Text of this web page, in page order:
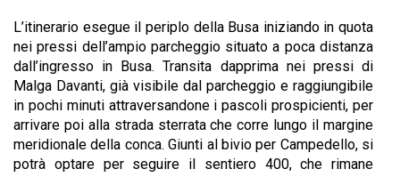
L’itinerario esegue il periplo della Busa iniziando in quota
nei pressi dell’ampio parcheggio situato a poca distanza
dall’ingresso in Busa. Transita dapprima nei pressi di
Malga Davanti, già visibile dal parcheggio e raggiungibile
in pochi minuti attraversandone i pascoli prospicienti, per
arrivare poi alla strada sterrata che corre lungo il margine
meridionale della conca. Giunti al bivio per Campedello, si
potrà optare per seguire il sentiero 400, che rimane